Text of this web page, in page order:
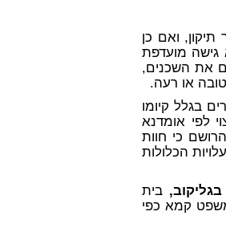
ואם כן
גישה מועדפת
את השכנים,
או רעה.
בגלל קיומו
לפי אומדנא
כי חוות
הכלולות
בית
קמא כפי